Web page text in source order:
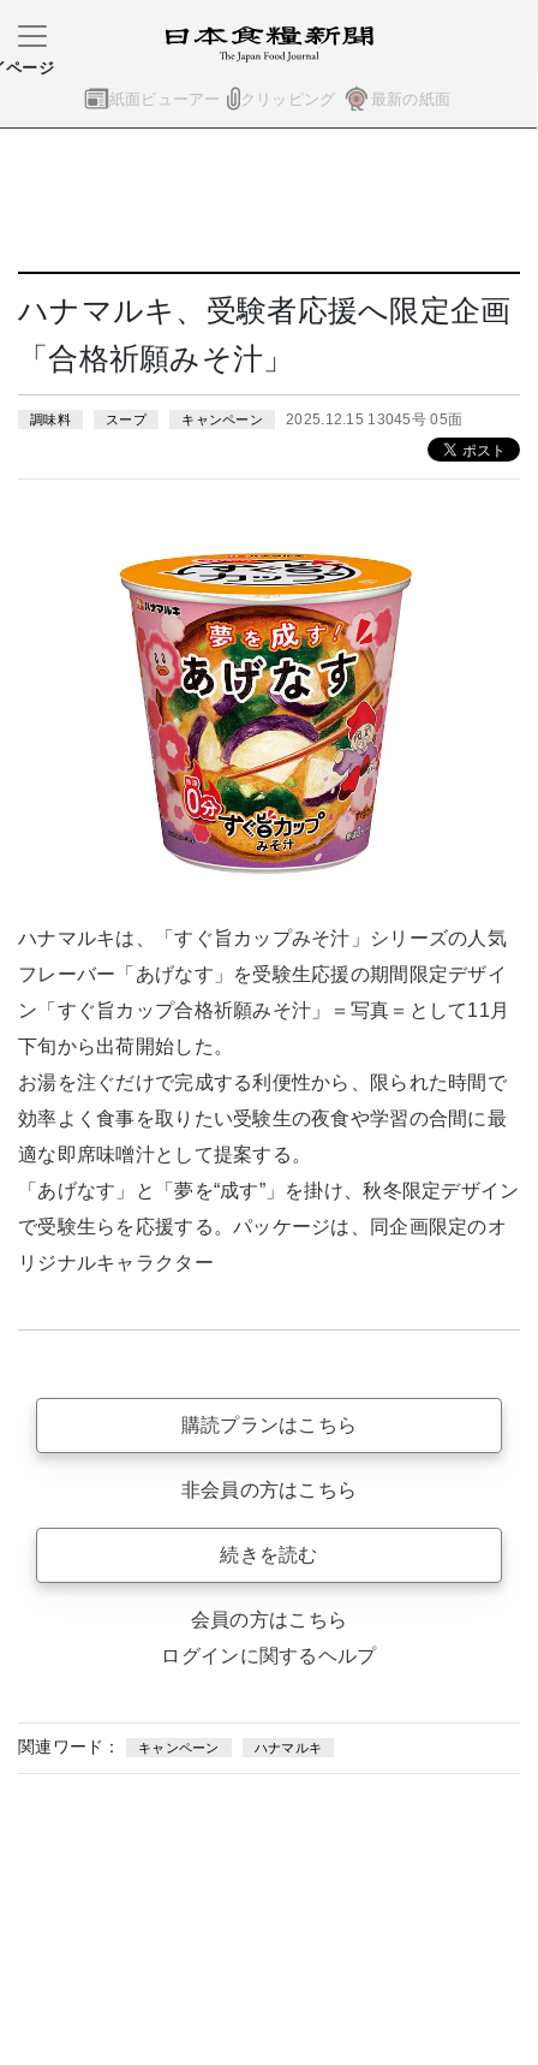
紙面ビューアー クリッピング 最新の紙面
ページ
ハナマルキ、受験者応援へ限定企画
「合格祈願みそ汁」
調味料 スープ キャンペーン 2025.12.15 13045号 05面
ハナマルキは、「すぐ旨カップみそ汁」シリーズの人気
フレーバー「あげなす」を受験生応援の期間限定デザイ
ン「すぐ旨カップ合格祈願みそ汁」＝写真＝として11月
下旬から出荷開始した。
お湯を注ぐだけで完成する利便性から、限られた時間で
効率よく食事を取りたい受験生の夜食や学習の合間に最
適な即席味噌汁として提案する。
「あげなす」と「夢を“成す”」を掛け、秋冬限定デザイン
で受験生らを応援する。パッケージは、同企画限定のオ
リジナルキャラクター
購読プランはこちら
非会員の方はこちら
続きを読む
会員の方はこちら
ログインに関するヘルプ
関連ワード： キャンペーン ハナマルキ